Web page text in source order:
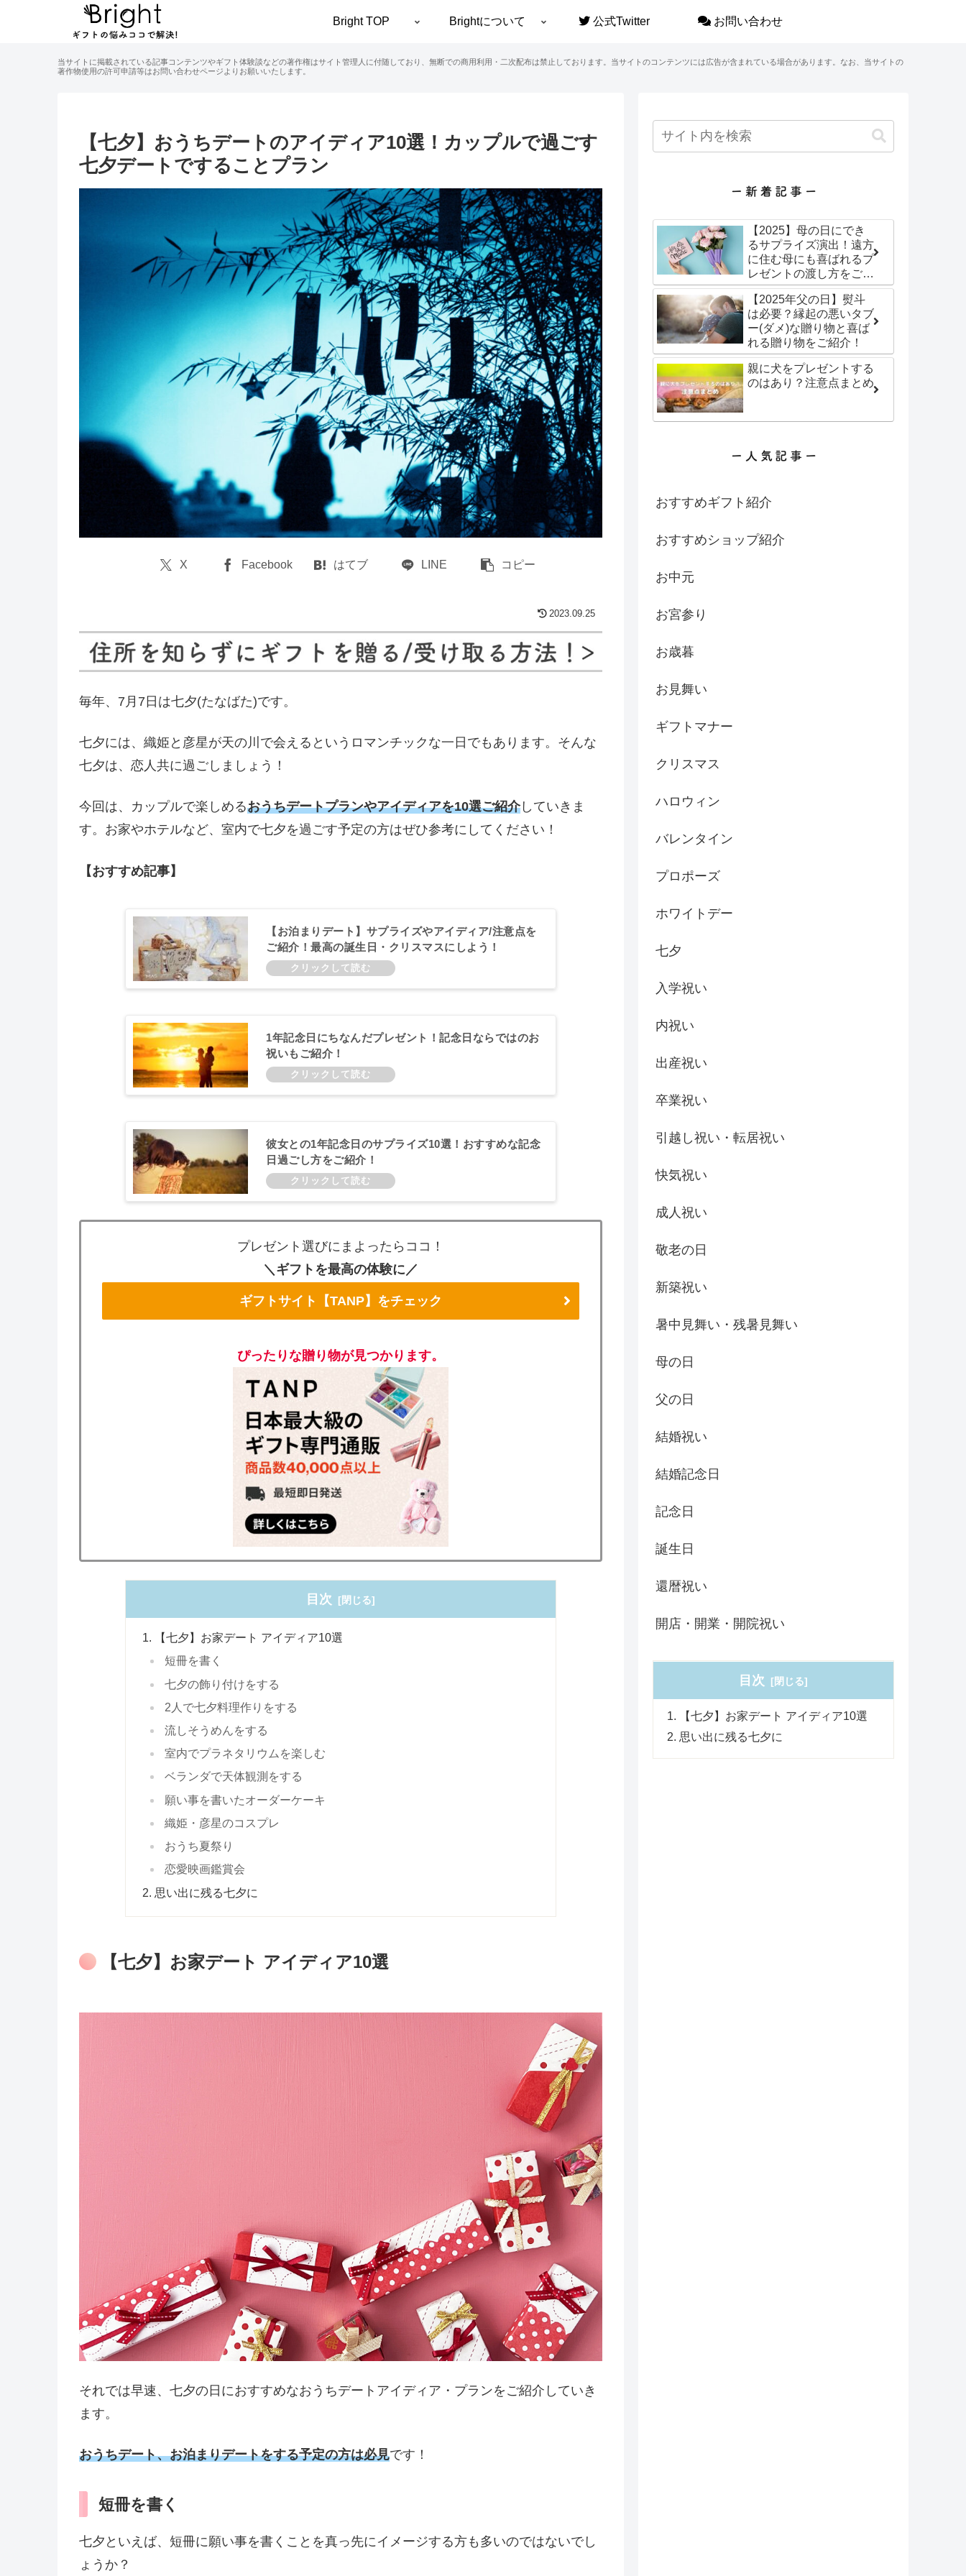
Bright TOP Brightについて 公式Twitter お問い合わせ
当サイトに掲載されている記事コンテンツやギフト体験談などの著作権はサイト管理人に付随しており、無断での商用利用・二次配布は禁止しております。当サイトのコンテンツには広告が含まれている場合があります。なお、当サイトの
著作物使用の許可申請等はお問い合わせページよりお願いいたします。
【七夕】おうちデートのアイディア10選！カップルで過ごす
七夕デートですることプラン
X Facebook はてブ LINE コピー
2023.09.25
毎年、7月7日は七夕(たなばた)です。
七夕には、織姫と彦星が天の川で会えるというロマンチックな一日でもあります。そんな
七夕は、恋人共に過ごしましょう！
今回は、カップルで楽しめるおうちデートプランやアイディアを10選ご紹介していきま
す。お家やホテルなど、室内で七夕を過ごす予定の方はぜひ参考にしてください！
【おすすめ記事】
【お泊まりデート】サプライズやアイディア/注意点を
ご紹介！最高の誕生日・クリスマスにしよう！
1年記念日にちなんだプレゼント！記念日ならではのお
祝いもご紹介！
彼女との1年記念日のサプライズ10選！おすすめな記念
日過ごし方をご紹介！
プレゼント選びにまよったらココ！
＼ギフトを最高の体験に／
ギフトサイト【TANP】をチェック
ぴったりな贈り物が見つかります。
目次
【七夕】お家デート アイディア10選
短冊を書く
七夕の飾り付けをする
2人で七夕料理作りをする
流しそうめんをする
室内でプラネタリウムを楽しむ
ベランダで天体観測をする
願い事を書いたオーダーケーキ
織姫・彦星のコスプレ
おうち夏祭り
恋愛映画鑑賞会
思い出に残る七夕に
【七夕】お家デート アイディア10選
それでは早速、七夕の日におすすめなおうちデートアイディア・プランをご紹介していき
ます。
おうちデート、お泊まりデートをする予定の方は必見です！
短冊を書く
七夕といえば、短冊に願い事を書くことを真っ先にイメージする方も多いのではないでし
ょうか？
【2025】母の日にでき
るサプライズ演出！遠方
に住む母にも喜ばれるプ
レゼントの渡し方をご紹
介！
【2025年父の日】熨斗
は必要？縁起の悪いタブ
ー(ダメ)な贈り物と喜ば
れる贈り物をご紹介！
親に犬をプレゼントする
のはあり？注意点まとめ
おすすめギフト紹介
おすすめショップ紹介
お中元
お宮参り
お歳暮
お見舞い
ギフトマナー
クリスマス
ハロウィン
バレンタイン
プロポーズ
ホワイトデー
七夕
入学祝い
内祝い
出産祝い
卒業祝い
引越し祝い・転居祝い
快気祝い
成人祝い
敬老の日
新築祝い
暑中見舞い・残暑見舞い
母の日
父の日
結婚祝い
結婚記念日
記念日
誕生日
還暦祝い
開店・開業・開院祝い
目次
【七夕】お家デート アイディア10選
思い出に残る七夕に